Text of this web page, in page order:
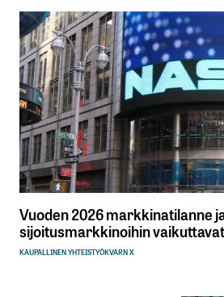
Vuoden 2026 markkinatilanne
sijoitusmarkkinoihin
KAUPALLINEN YHTEISTYÖKVARN X